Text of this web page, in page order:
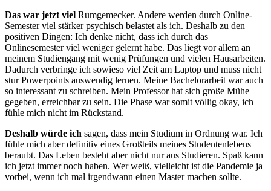
Das war jetzt viel Rumgemecker. Andere werden durch Online-
Semester viel stärker psychisch belastet als ich. Deshalb zu den
positiven Dingen: Ich denke nicht, dass ich durch das
Onlinesemester viel weniger gelernt habe. Das liegt vor allem an
meinem Studiengang mit wenig Prüfungen und vielen Hausarbeiten.
Dadurch verbringe ich sowieso viel Zeit am Laptop und muss nicht
stur Powerpoints auswendig lernen. Meine Bachelorarbeit war auch
so interessant zu schreiben. Mein Professor hat sich große Mühe
gegeben, erreichbar zu sein. Die Phase war somit völlig okay, ich
fühle mich nicht im Rückstand.
Deshalb würde ich sagen, dass mein Studium in Ordnung war. Ich
fühle mich aber definitiv eines Großteils meines Studentenlebens
beraubt. Das Leben besteht aber nicht nur aus Studieren. Spaß kann
ich jetzt immer noch haben. Wer weiß, vielleicht ist die Pandemie ja
vorbei, wenn ich mal irgendwann einen Master machen sollte.